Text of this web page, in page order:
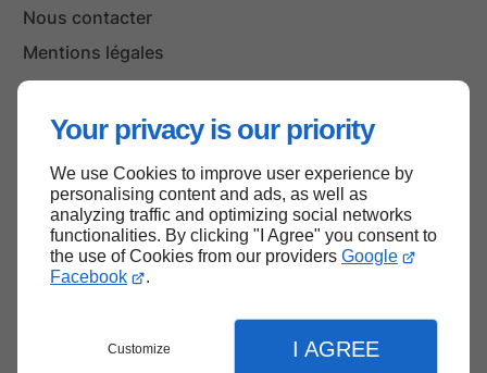
Your privacy is our priority
We use Cookies to improve user experience by
personalising content and ads, as well as
analyzing traffic and optimizing social networks
functionalities. By clicking "I Agree" you consent to
the use of Cookies from our providers Google
Facebook
.
Customize I AGREE
Nous contacter
Mentions légales
Plan du site
Haut de page